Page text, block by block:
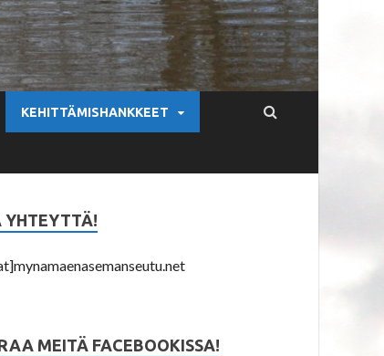
KEHITTÄMISHANKKEET
YHTEYTTÄ!
MEITÄ FACEBOOKISSA!